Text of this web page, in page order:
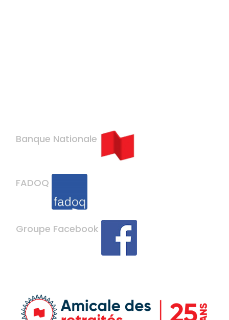
Banque Nationale
FADOQ
Groupe Facebook